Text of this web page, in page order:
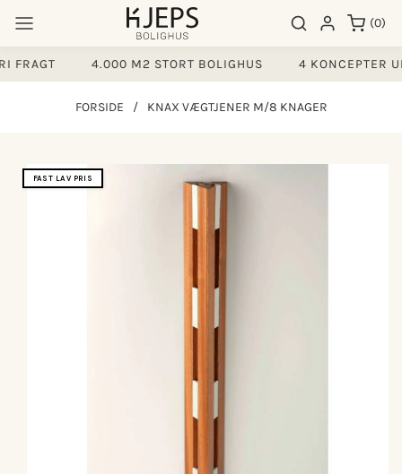
indhold
Søgeresultater
Log ind (0)
0
varer
4.000 M2 STORT BOLIGHUS 4 KONCEPTER
FORSIDE / KNAX VÆGTJENER M/8 KNAGER
FAST LAV PRIS
til